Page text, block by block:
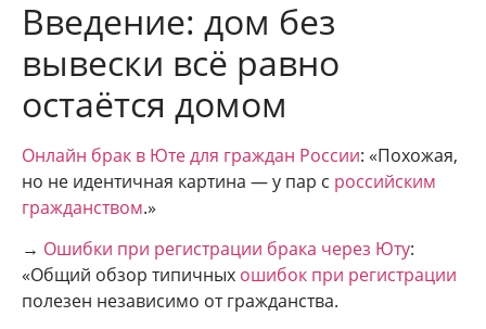
Введение: дом без
вывески всё равно
остаётся домом
Онлайн брак в Юте для граждан России: «Похожая,
но не идентичная картина — у пар с российским
гражданством.»
→ Ошибки при регистрации брака через Юту:
«Общий обзор типичных ошибок при регистрации
полезен независимо от гражданства.